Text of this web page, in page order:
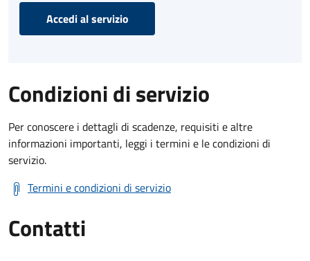
Accedi al servizio
Condizioni di servizio
Per conoscere i dettagli di scadenze, requisiti e altre
informazioni importanti, leggi i termini e le condizioni di
servizio.
Termini e condizioni di servizio
Contatti